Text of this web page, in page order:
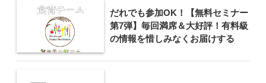
だれでも参加OK！【無料セミナー
第7弾】毎回満席＆大好評！有料級
の情報を惜しみなくお届けする